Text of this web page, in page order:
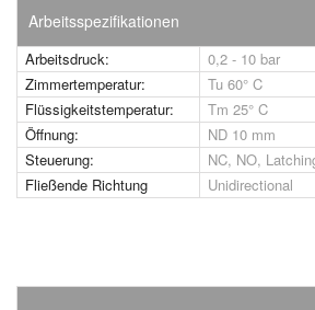
Arbeitsspezifikationen
Arbeitsdruck:
0,2 - 10 bar
Zimmertemperatur:
Tu 60° C
Flüssigkeitstemperatur:
Tm 25° C
Öffnung:
ND 10 mm
Steuerung:
NC, NO,
Fließende Richtung
Unidirectional